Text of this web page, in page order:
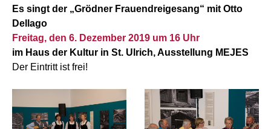
Es singt der „Grödner Frauendreigesang“ mit Otto
Dellago
Freitag, den 6. Dezember 2019 um 16 Uhr
im Haus der Kultur in St. Ulrich, Ausstellung MEJES
Der Eintritt ist frei!